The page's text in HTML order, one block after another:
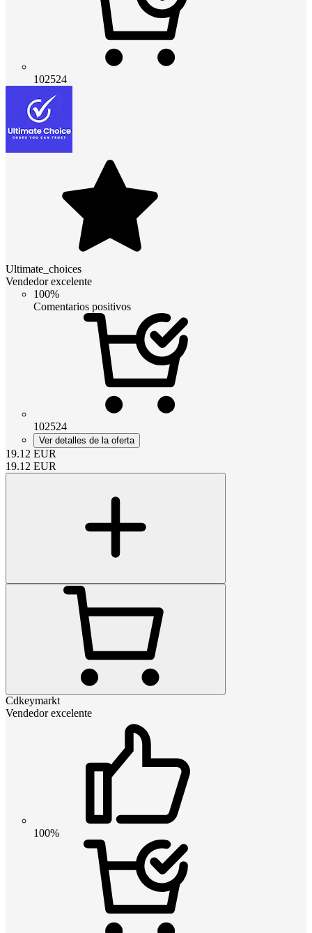
102524
Ultimate_choices
Vendedor excelente
100%
Comentarios positivos
102524
Ver detalles de la oferta
19.12 EUR
19.12 EUR
Cdkeymarkt
Vendedor excelente
100%